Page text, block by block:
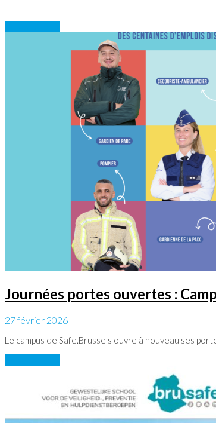
Journées portes ouvertes :
27 février 2026
Le campus de Safe.Brussels ouvre à nouveau ses